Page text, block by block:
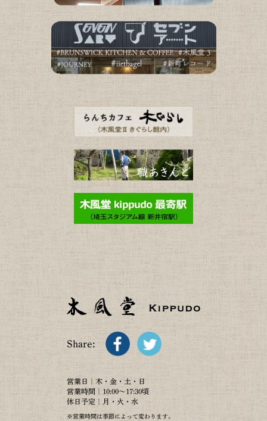
Share:
営業日｜木・金・土・日
営業時間｜10:00～17:30頃
休日予定｜月・火・水
※営業時間は季節によって変わります。